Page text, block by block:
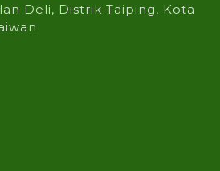
Deli, Distrik Taiping, Kota